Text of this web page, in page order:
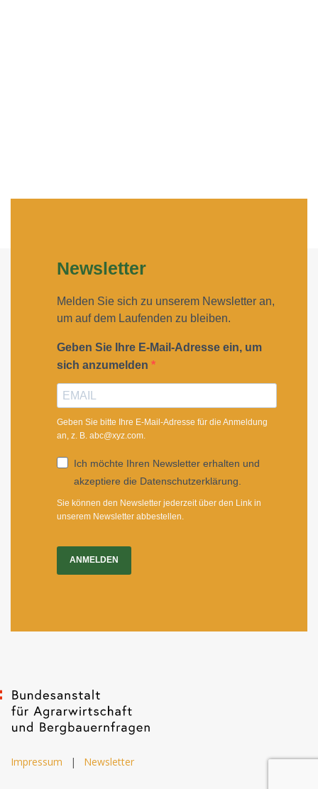
Newsletter
Melden Sie sich zu unserem Newsletter an,
um auf dem Laufenden zu bleiben.
Geben Sie Ihre E-Mail-Adresse ein, um
sich anzumelden
Geben Sie bitte Ihre E-Mail-Adresse für die Anmeldung
an, z. B. abc@xyz.com.
Ich möchte Ihren Newsletter erhalten und
akzeptiere die Datenschutzerklärung.
Sie können den Newsletter jederzeit über den Link in
unserem Newsletter abbestellen.
ANMELDEN
Impressum | Newsletter